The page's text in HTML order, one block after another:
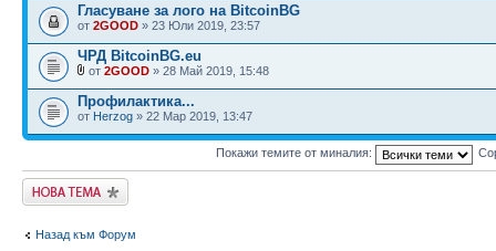
Гласуване за лого на BitcoinBG
от 2GOOD » 23 Юли 2019, 23:57
ЧРД BitcoinBG.eu
от 2GOOD » 28 Май 2019, 15:48
Профилактика...
от Herzog » 22 Мар 2019, 13:47
Покажи темите от миналия:
Публикувай нова
тема
Назад към Форум